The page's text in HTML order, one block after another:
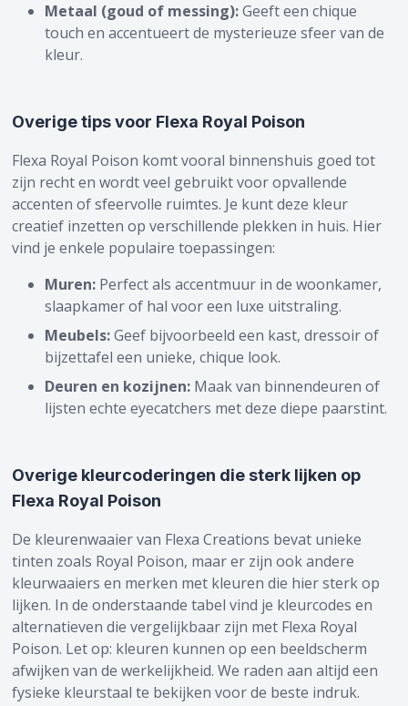
Metaal (goud of messing):Geeft een chique
touch en accentueert de mysterieuze sfeer van de
kleur.
Overige tips voor Flexa Royal Poison
Flexa Royal Poison komt vooral binnenshuis goed tot
zijn recht en wordt veel gebruikt voor opvallende
accenten of sfeervolle ruimtes. Je kunt deze kleur
creatief inzetten op verschillende plekken in huis. Hier
vind je enkele populaire toepassingen:
Muren:Perfect als accentmuur in de woonkamer,
slaapkamer of hal voor een luxe uitstraling.
Meubels:Geef bijvoorbeeld een kast, dressoir of
bijzettafel een unieke, chique look.
Deuren en kozijnen:Maak van binnendeuren of
lijsten echte eyecatchers met deze diepe paarstint.
Overige kleurcoderingen die sterk lijken op
Flexa Royal Poison
De kleurenwaaier van Flexa Creations bevat unieke
tinten zoals Royal Poison, maar er zijn ook andere
kleurwaaiers en merken met kleuren die hier sterk op
lijken. In de onderstaande tabel vind je kleurcodes en
alternatieven die vergelijkbaar zijn met Flexa Royal
Poison. Let op: kleuren kunnen op een beeldscherm
afwijken van de werkelijkheid. We raden aan altijd een
fysieke kleurstaal te bekijken voor de beste indruk.